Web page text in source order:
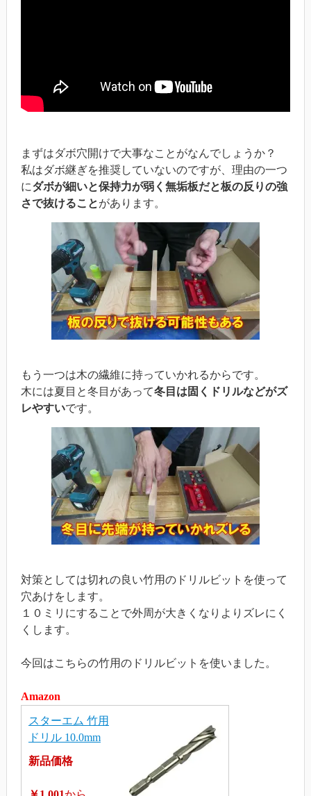
まずはダボ穴開けで大事なことがなんでしょうか？
私はダボ継ぎを推奨していないのですが、理由の一つ
にダボが細いと保持力が弱く無垢板だと板の反りの強
さで抜けることがあります。
もう一つは木の繊維に持っていかれるからです。
木には夏目と冬目があって冬目は固くドリルなどがズ
レやすいです。
対策としては切れの良い竹用のドリルビットを使って
穴あけをします。
１０ミリにすることで外周が大きくなりよりズレにく
くします。
今回はこちらの竹用のドリルビットを使いました。
Amazon
スターエム 竹用
ドリル 10.0mm
新品価格